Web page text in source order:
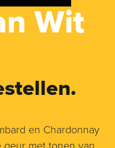
Wit
en Chardonnay